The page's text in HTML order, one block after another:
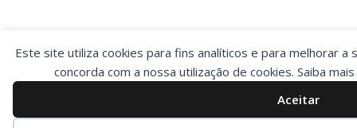
Este site utiliza cookies para fins analíticos e para melhorar a
concorda com a nossa utilização de cookies. Saiba
Aceitar